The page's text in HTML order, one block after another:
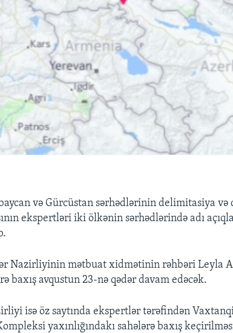
və Gürcüstan sərhədlərinin delimitasiya və
ekspertləri iki ölkənin sərhədlərində adı
Nazirliyinin mətbuat xidmətinin rəhbəri Leyla
baxış avqustun 23-nə qədər davam edəcək.
isə öz saytında ekspertlər tərəfindən
yaxınlığındakı sahələrə baxış